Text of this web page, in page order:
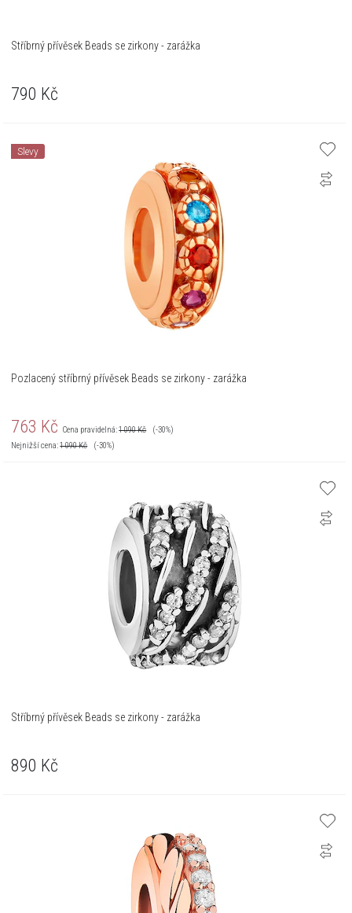
Stříbrný přívěsek Beads se zirkony - zarážka
790 Kč
Slevy
Pozlacený stříbrný přívěsek Beads se zirkony - zarážka
763 Kč Cena pravidelná:1 090Kč
(-30%)
Nejnižší cena:1 090Kč (-30%)
Stříbrný přívěsek Beads se zirkony - zarážka
890 Kč